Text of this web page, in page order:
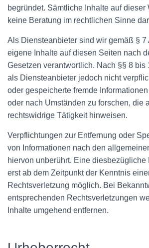
begründet. Sämtliche Inhalte auf dieser
keine Beratung im rechtlichen Sinne
Als Diensteanbieter sind wir gemäß § 7
eigene Inhalte auf diesen Seiten nach
Gesetzen verantwortlich. Nach §§ 8 bis
als Diensteanbieter jedoch nicht
oder gespeicherte fremde
oder nach Umständen zu forschen, die
rechtswidrige Tätigkeit hinweisen.
Verpflichtungen zur Entfernung oder
von Informationen nach den
hiervon unberührt. Eine diesbezügliche
erst ab dem Zeitpunkt der Kenntnis
Rechtsverletzung möglich. Bei
entsprechenden Rechtsverletzungen
Inhalte umgehend entfernen.